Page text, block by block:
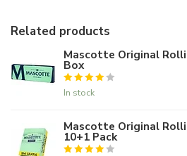
Related products
Mascotte Original
Box
In stock
Mascotte Original
10+1 Pack